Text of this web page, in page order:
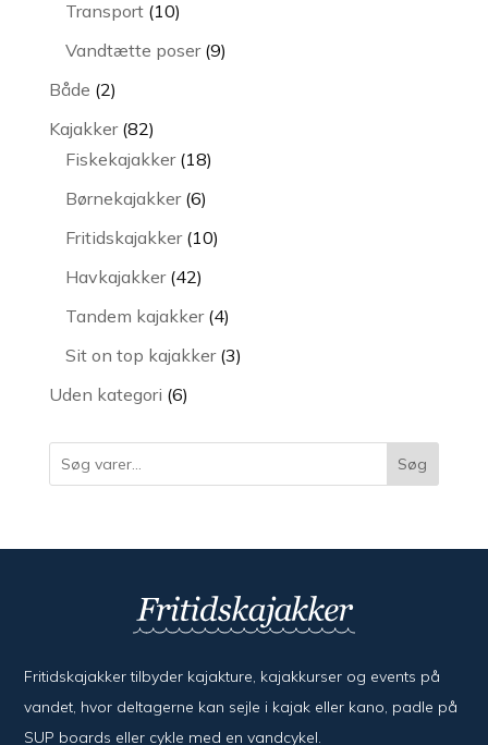
Transport 1010
varer
Vandtætte poser 99
Både 22
varer
Kajakker 8282
varer
Fiskekajakker 1818
Børnekajakker 66
varer
Fritidskajakker 1010
Havkajakker 4242
varer
Tandem kajakker 44
varer
Sit on top kajakker 33
Uden kategori 66
Søg
Fritidskajakker tilbyder kajak­ture, kajak­kurser og events på
vandet, hvor del­ta­ger­ne kan sejle i kajak eller kano, padle på
SUP boards eller cykle med en vand­cykel.